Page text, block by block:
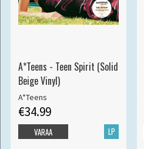
A*Teens - Teen Spirit (Solid
Beige Vinyl)
A*Teens
€34.99
LP
VARAA